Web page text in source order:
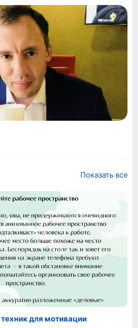
Показать все
для мотивации